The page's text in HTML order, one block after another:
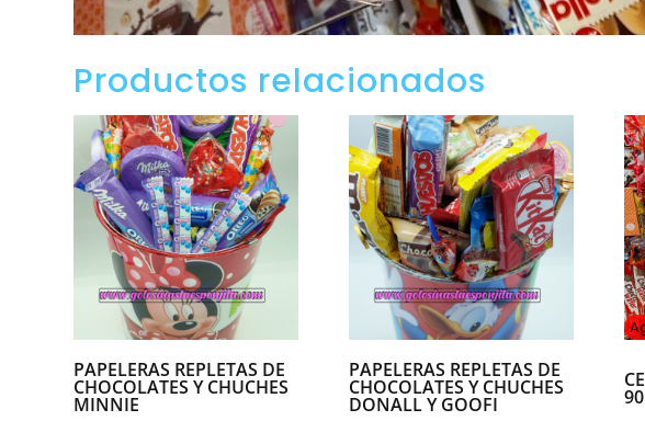
Productos relacionados
PAPELERAS REPLETAS DE
CHOCOLATES Y CHUCHES
MINNIE
PAPELERAS REPLETAS DE
CHOCOLATES Y CHUCHES
DONALL Y GOOFI